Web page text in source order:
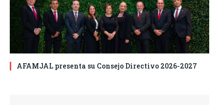
AFAMJAL presenta su Consejo Directivo 2026-2027